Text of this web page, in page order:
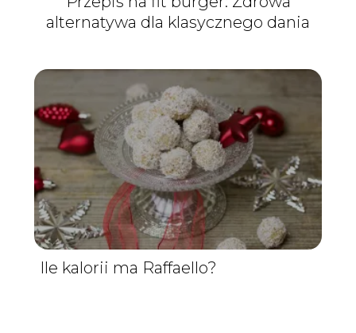
alternatywa dla klasycznego dania
Ile kalorii ma Raffaello?